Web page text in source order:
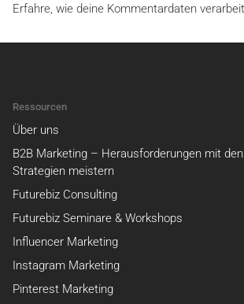
Erfahre, wie deine Kommentardaten
Ressourcen
Über uns
B2B Marketing – Herausforderungen mit
Strategien meistern
Futurebiz Consulting
Futurebiz Seminare & Workshops
Influencer Marketing
Instagram Marketing
Pinterest Marketing